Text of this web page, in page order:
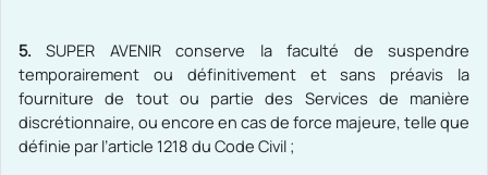
5. SUPER AVENIR conserve la faculté de suspendre
temporairement ou définitivement et sans préavis la
fourniture de tout ou partie des Services de manière
discrétionnaire, ou encore en cas de force majeure, telle que
définie par l’article 1218 du Code Civil ;